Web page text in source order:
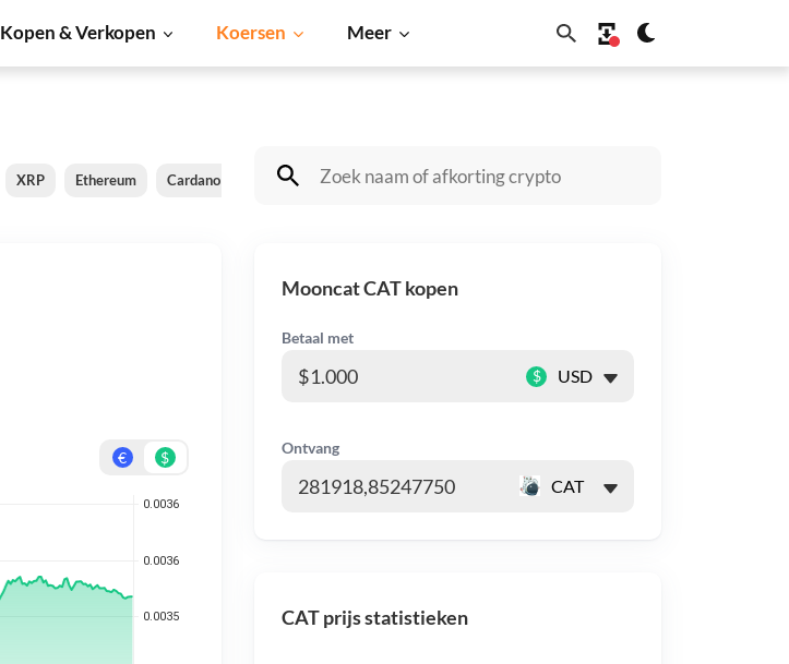
Kopen & Verkopen Koersen Meer
XRP Ethereum Cardano Shiba Inu Dogecoin Solana BNB
€ $
Mooncat CAT kopen
Betaal met
$
Ontvang
CAT prijs statistieken